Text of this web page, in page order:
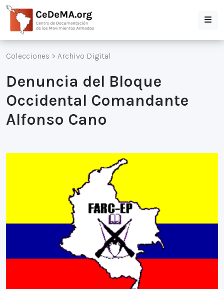
Colecciones > Archivo Digital
Denuncia del Bloque
Occidental Comandante
Alfonso Cano